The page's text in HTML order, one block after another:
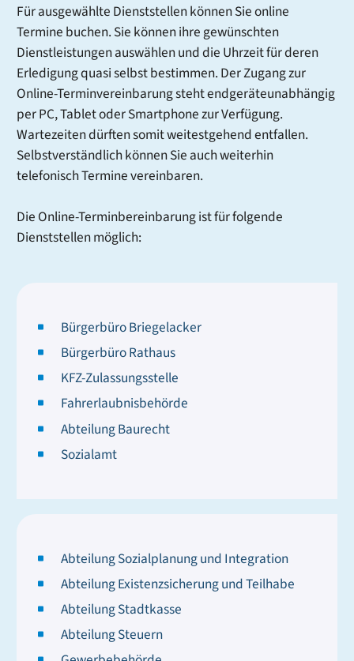
Für ausgewählte Dienststellen können Sie online
Termine buchen. Sie können ihre gewünschten
Dienstleistungen auswählen und die Uhrzeit für deren
Erledigung quasi selbst bestimmen. Der Zugang zur
Online-Terminvereinbarung steht endgeräteunabhängig
per PC, Tablet oder Smartphone zur Verfügung.
Wartezeiten dürften somit weitestgehend entfallen.
Selbstverständlich können Sie auch weiterhin
telefonisch Termine vereinbaren.
Die Online-Terminbereinbarung ist für folgende
Dienststellen möglich:
Bürgerbüro Briegelacker
Bürgerbüro Rathaus
KFZ-Zulassungsstelle
Fahrerlaubnisbehörde
Abteilung Baurecht
Sozialamt
Abteilung Sozialplanung und Integration
Abteilung Existenzsicherung und Teilhabe
Abteilung Stadtkasse
Abteilung Steuern